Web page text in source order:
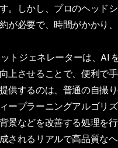
。しかし、プロのヘッドシ
が必要で、時間がかかり
トジェネレーターは、AI
上させることで、便利で
供するのは、普通の自撮
ープラーニングアルゴリ
景などを改善する処理を
されるリアルで高品質な